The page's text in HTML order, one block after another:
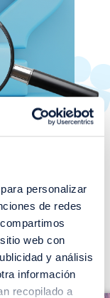
personalizar
de redes
web con
y análisis
información
recopilado a